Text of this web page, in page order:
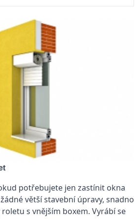
potřebujete jen zastínit okna
větší stavební úpravy, snadno
s vnějším boxem. Vyrábí se